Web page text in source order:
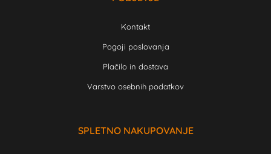
Kontakt
Pogoji poslovanja
Plačilo in dostava
Varstvo osebnih podatkov
SPLETNO NAKUPOVANJE